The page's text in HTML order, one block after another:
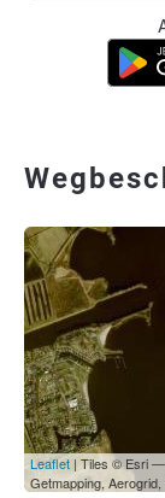
Leaflet | Tiles © Esri —
Getmapping,